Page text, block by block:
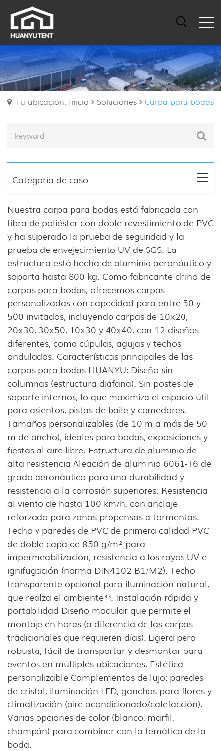
Tu ubicación: Inicio Soluciones Carpa para bodas
Categoría de caso
Nuestra carpa para bodas está fabricada con
fibra de poliéster con doble revestimiento de PVC
y ha superado la prueba de seguridad y la
prueba de envejecimiento UV de SGS. La
estructura está hecha de aluminio aeronáutico y
soporta hasta 800 kg. Como fabricante chino de
carpas para bodas, ofrecemos carpas
personalizadas con capacidad para entre 50 y
500 invitados, incluyendo carpas de 10x20,
20x30, 30x50, 10x30 y 40x40, con 12 diseños
diferentes, como cúpulas, agujas y techos
ondulados. Características principales de las
carpas para bodas HUANYU: Diseño sin
columnas (estructura diáfana). Sin postes de
soporte internos, lo que maximiza el espacio útil
para asientos, pistas de baile y comedores.
Tamaños personalizables (de 10 m a más de 50
m de ancho), ideales para bodas, exposiciones y
fiestas al aire libre. Estructura de aluminio de
alta resistencia Aleación de aluminio 6061-T6 de
grado aeronáutico para una durabilidad y
resistencia a la corrosión superiores. Resistencia
al viento de hasta 100 km/h, con anclaje
reforzado para zonas propensas a tormentas.
Techo y paredes de PVC de primera calidad PVC
de doble capa de 850 g/m² para
impermeabilización, resistencia a los rayos UV e
ignifugación (norma DIN4102 B1/M2). Techo
transparente opcional para iluminación natural,
que realza el ambiente³⁸. Instalación rápida y
portabilidad Diseño modular que permite el
montaje en horas (a diferencia de las carpas
tradicionales que requieren días). Ligera pero
robusta, fácil de transportar y desmontar para
eventos en múltiples ubicaciones. Estética
personalizable Complementos de lujo: paredes
de cristal, iluminación LED, ganchos para flores y
climatización (aire acondicionado/calefacción).
Varias opciones de color (blanco, marfil,
champán) para combinar con la temática de la
boda.